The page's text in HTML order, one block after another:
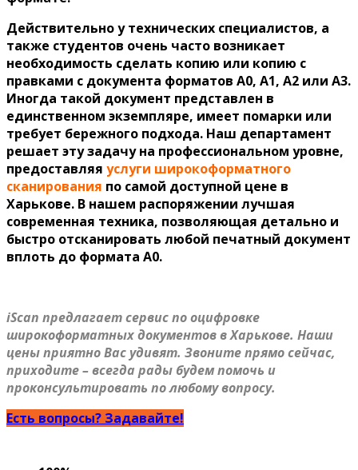
Действительно у технических специалистов, а
также студентов очень часто возникает
необходимость сделать копию или копию с
правками с документа форматов А0, А1, А2 или А3.
Иногда такой документ представлен в
единственном экземпляре, имеет помарки или
требует бережного подхода. Наш департамент
решает эту задачу на профессиональном уровне,
предоставляя услуги широкоформатного
сканирования по самой доступной цене в
Харькове. В нашем распоряжении лучшая
современная техника, позволяющая детально и
быстро отсканировать любой печатный документ
вплоть до формата A0.
iScan предлагает сервис по оцифровке
широкоформатных документов в Харькове. Наши
цены приятно Вас удивят. Звоните прямо сейчас,
приходите – всегда рады будем помочь и
проконсультировать по любому вопросу.
Есть вопросы? Задавайте!